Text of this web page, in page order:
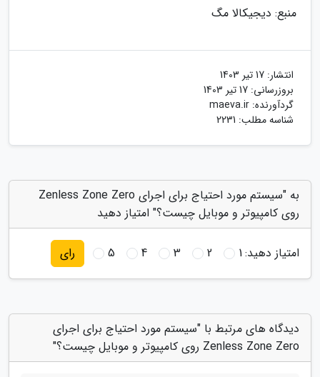
منبع: دیجیکالا مگ
انتشار: 17 تیر 1403
بروزرسانی: 17 تیر 1403
گردآورنده: maeva.ir
شناسه مطلب: 2231
به "سیستم مورد احتیاج برای اجرای Zenless Zone Zero
روی کامپیوتر و موبایل چیست؟" امتیاز دهید
امتیاز دهید:1
2
3
4
5 رای
دیدگاه های مرتبط با "سیستم مورد احتیاج برای اجرای
Zenless Zone Zero روی کامپیوتر و موبایل چیست؟"